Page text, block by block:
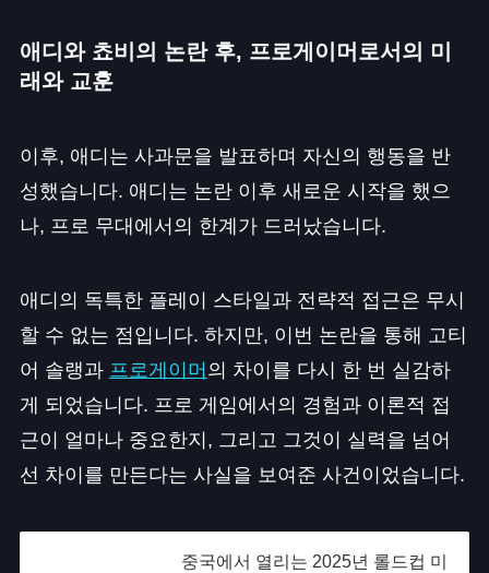
애디와 쵸비의 논란 후, 프로게이머로서의 미
래와 교훈
이후, 애디는 사과문을 발표하며 자신의 행동을 반
성했습니다. 애디는 논란 이후 새로운 시작을 했으
나, 프로 무대에서의 한계가 드러났습니다.
애디의 독특한 플레이 스타일과 전략적 접근은 무시
할 수 없는 점입니다. 하지만, 이번 논란을 통해 고티
어 솔랭과 프로게이머 의 차이를 다시 한 번 실감하
게 되었습니다. 프로 게임에서의 경험과 이론적 접
근이 얼마나 중요한지, 그리고 그것이 실력을 넘어
선 차이를 만든다는 사실을 보여준 사건이었습니다.
중국에서 열리는 2025년 롤드컵 미